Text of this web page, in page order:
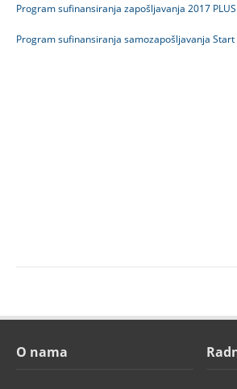
Program sufinansiranja zapošljavanja 2017 PLUS
Program sufinansiranja samozapošljavanja Start
O nama